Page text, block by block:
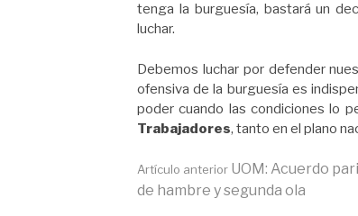
tenga la burguesía, bastará un
luchar.
Debemos luchar por defender
ofensiva de la burguesía es
poder cuando las condiciones lo
Trabajadores, tanto en el plano
Seguir
Artículo anterior UOM: Acuerdo
de hambre y segunda ola